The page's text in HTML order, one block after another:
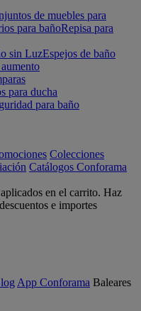
de muebles para
para bañoRepisa para
sin LuzEspejos de baño
para ducha
para baño
Colecciones
Catálogos Conforama
en el carrito. Haz
e importes
App Conforama Baleares